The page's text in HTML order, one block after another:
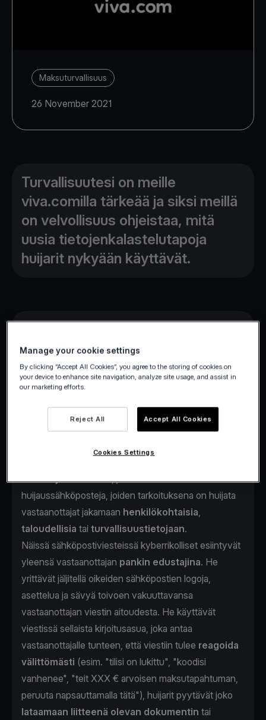
Maksuturvallisuus
26 November 2021
Turvallisuutesi on meille
viva.comilla tärkeää ja siksi meillä
on velvollisuus ohjeistaa, mitä
uusia tietojenkalastelutapoja
huijarit nykyään käyttävät.
tärkeää, ja tästä syystä haluammekin ohjeistaa
asiakkaitamme uusistaverkkohuijaustavoista, joita
huijarit nykyään käyttävät. Toivoisimmekin, että luet
pankkitiliisi.
eli tietojenkalastelu, jossa rikolliset lähettävät
huijaussähköposteja, joiden tarkoituksena on huijata
vastaanottajat jakamaan henkilökohtaisia,
taloudellisia tai turvallisuustietojaan.
Näissä sähköpostiviesteissä kyberrikolliset esiintyvät
yleensä vastaanottajan pankin edustajina. He
yrittävät jäljitellä oikeiden sähköpostien logoja,
asettelua ja sävyä toivoen vakuuttavansa
vastaanottajan viestin aitoudesta. He käyttävät
viestissä sellaista kirjoitusasua, joka antaa
vastaanottajalle tunteen, että viestiin tulee reagoida
välittömästi (esim. "tilisi on lukittu", "koodisi
vanhenee", "teit XXX € arvoisen maksutapahtuman,
peruuta napsauttamalla tätä"), huijarit pyytävät joko
lataamaan liitteenä olevan dokumentin tai
Manage your cookie settings
By clicking “Accept All Cookies”, you agree to the storing of cookies on
your device to enhance site navigation, analyze site usage, and assist in
our marketing efforts.
Reject All Accept All Cookies
Cookies Settings